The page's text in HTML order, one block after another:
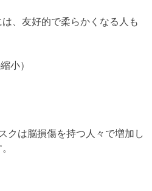
、友好的で柔らかくなる人も
小）
クは脳損傷を持つ人々で増加し